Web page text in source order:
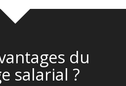
du
salarial ?